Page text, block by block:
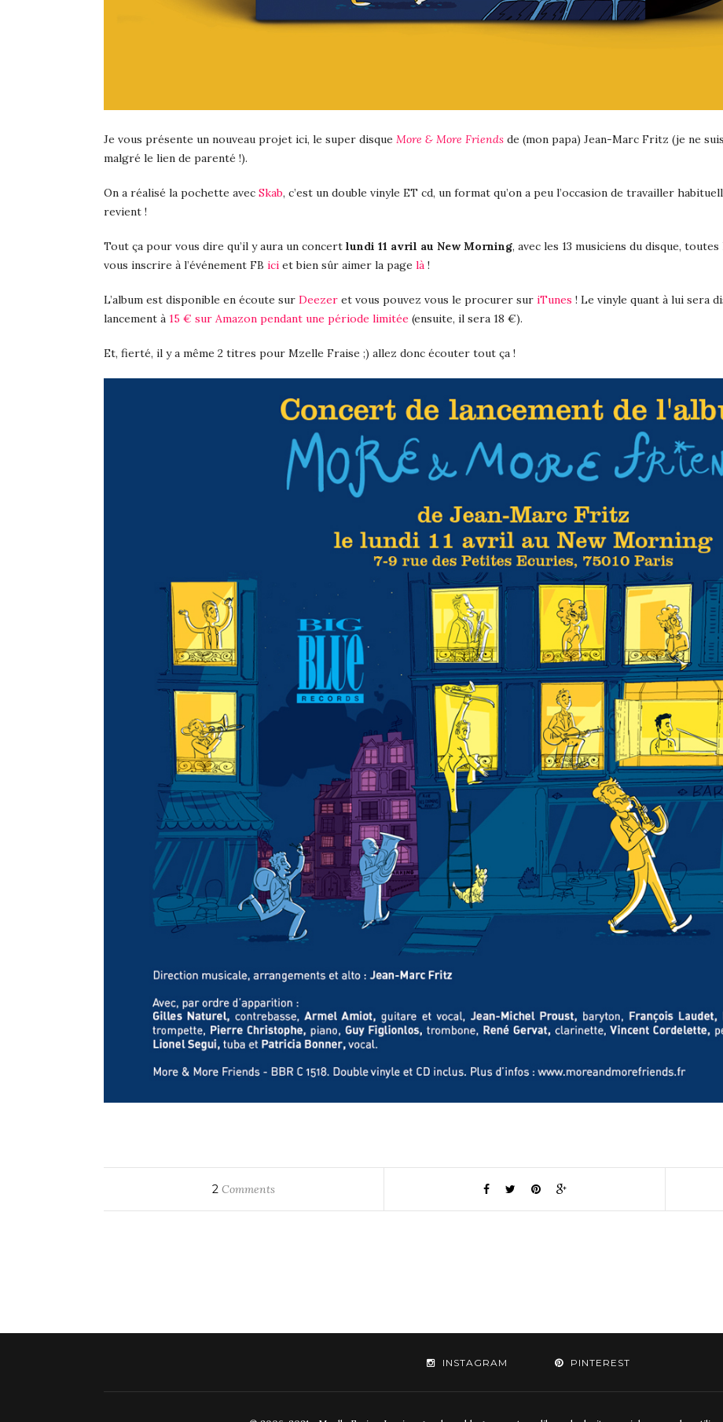
Je vous présente un nouveau projet ici, le super disque More & More Friends de (mon papa) Jean-Marc Fritz (je ne
malgré le lien de parenté !).
On a réalisé la pochette avec Skab, c’est un double vinyle ET cd, un format qu’on a peu l’occasion de travailler
revient !
Tout ça pour vous dire qu’il y aura un concert lundi 11 avril au New Morning, avec les 13 musiciens du disque,
vous inscrire à l’événement FB ici et bien sûr aimer la page là !
L’album est disponible en écoute sur Deezer et vous pouvez vous le procurer sur iTunes ! Le vinyle quant à lui sera
lancement à 15 € sur Amazon pendant une période limitée (ensuite, il sera 18 €).
Et, fierté, il y a même 2 titres pour Mzelle Fraise ;) allez donc écouter tout ça !
2 Comments
INSTAGRAM PINTEREST